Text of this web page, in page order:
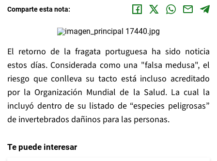
Comparte esta nota:
El retorno de la fragata portuguesa ha sido noticia
estos días. Considerada como una "falsa medusa", el
riesgo que conlleva su tacto está incluso acreditado
por la Organización Mundial de la Salud. La cual la
incluyó dentro de su listado de “especies peligrosas”
de invertebrados dañinos para las personas.
Te puede interesar